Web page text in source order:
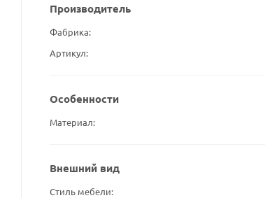
Производитель
Фабрика
Артикул
Особенности
Материал
Внешний вид
Стиль мебели